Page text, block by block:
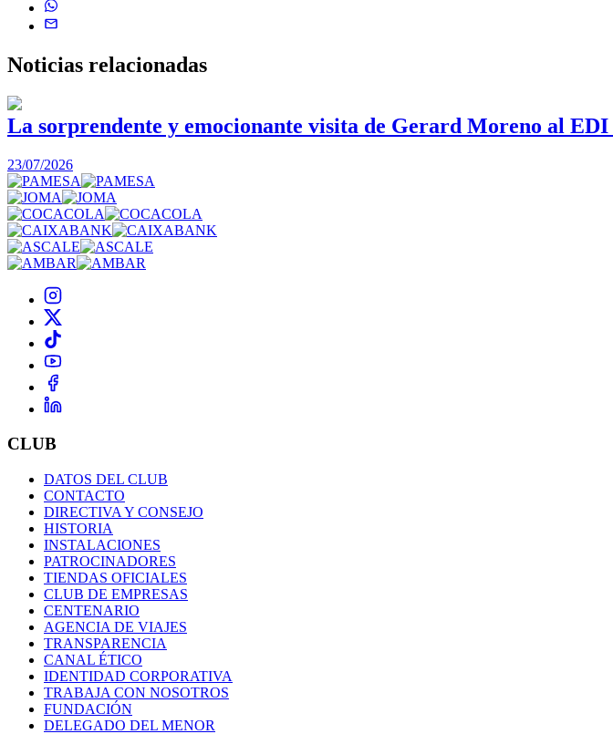
Noticias relacionadas
La sorprendente y emocionante visita de Gerard Moreno al
23/07/2026
CLUB
DATOS DEL CLUB
CONTACTO
DIRECTIVA Y CONSEJO
HISTORIA
INSTALACIONES
PATROCINADORES
TIENDAS OFICIALES
CLUB DE EMPRESAS
CENTENARIO
AGENCIA DE VIAJES
TRANSPARENCIA
CANAL ÉTICO
IDENTIDAD CORPORATIVA
TRABAJA CON NOSOTROS
FUNDACIÓN
DELEGADO DEL MENOR